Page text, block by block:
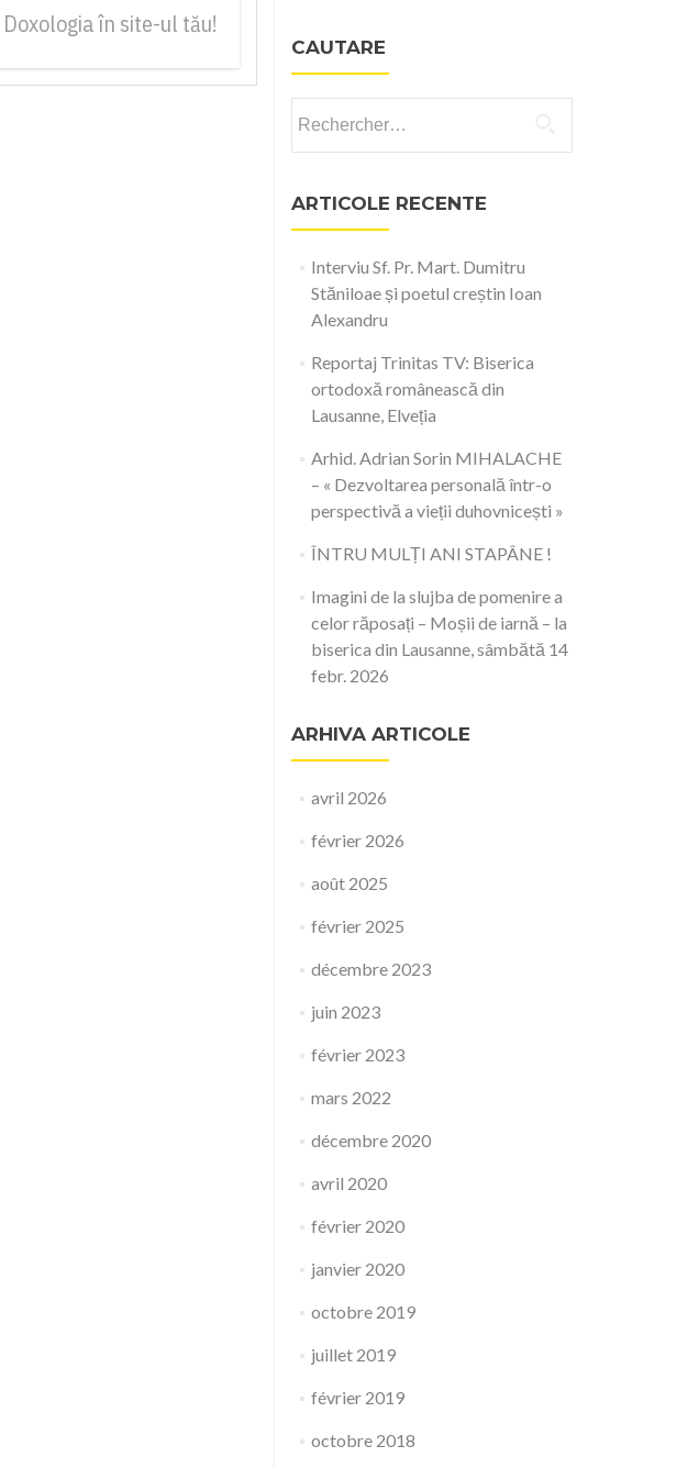
în site-ul tău!
CAUTARE
ARTICOLE RECENTE
Interviu Sf. Pr. Mart. Dumitru
Stăniloae și poetul creștin Ioan
Alexandru
Reportaj Trinitas TV: Biserica
ortodoxă românească din
Lausanne, Elveția
Arhid. Adrian Sorin MIHALACHE
– « Dezvoltarea personală într-o
perspectivă a vieții duhovnicești »
ÎNTRU MULȚI ANI STAPÂNE !
Imagini de la slujba de pomenire a
celor răposați – Moșii de iarnă – la
biserica din Lausanne, sâmbătă 14
febr. 2026
ARHIVA ARTICOLE
avril 2026
février 2026
août 2025
février 2025
décembre 2023
juin 2023
février 2023
mars 2022
décembre 2020
avril 2020
février 2020
janvier 2020
octobre 2019
juillet 2019
février 2019
octobre 2018